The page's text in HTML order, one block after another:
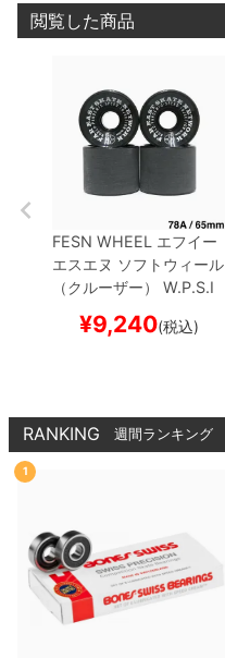
閲覧した商品
FESN WHEEL エフイー
エスエヌ ソフトウィール
（クルーザー）
W.P.S.I
E SQUARE LIP（78A）
¥9,240(税込)
RANKING 週間ランキング
1